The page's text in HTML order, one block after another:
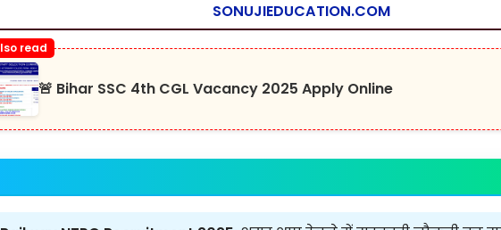
SONUJIEDUCATION.COM
🚨 Bihar SSC 4th CGL Vacancy 2025 Apply Online